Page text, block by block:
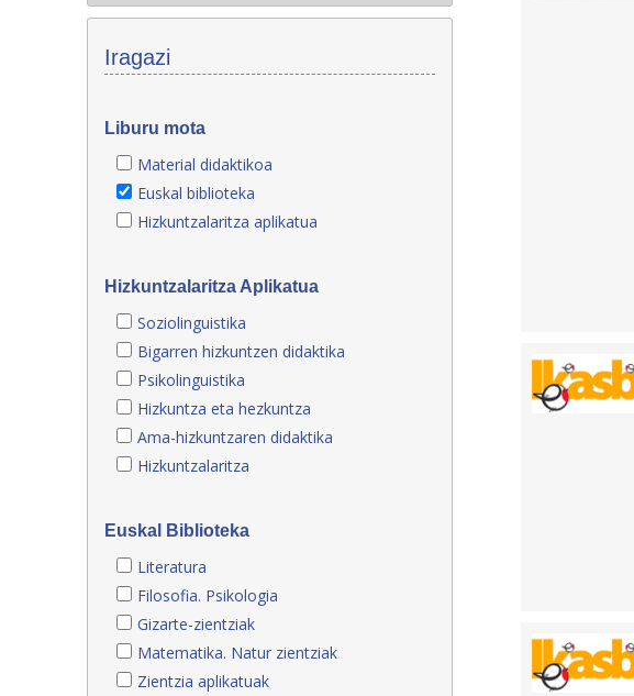
Iragazi
Liburu mota
Material didaktikoa
Euskal biblioteka
Hizkuntzalaritza aplikatua
Hizkuntzalaritza Aplikatua
Soziolinguistika
Bigarren hizkuntzen didaktika
Psikolinguistika
Hizkuntza eta hezkuntza
Ama-hizkuntzaren didaktika
Hizkuntzalaritza
Euskal Biblioteka
Literatura
Filosofia. Psikologia
Gizarte-zientziak
Matematika. Natur zientziak
Zientzia aplikatuak